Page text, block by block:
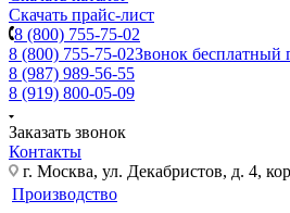
Скачать прайс-лист
8 (800) 755-75-02
8 (800) 755-75-02Звонок бесплатный
8 (987) 989-56-55
8 (919) 800-05-09
Заказать звонок
Контакты
г. Москва, ул. Декабристов, д. 4,
Производство